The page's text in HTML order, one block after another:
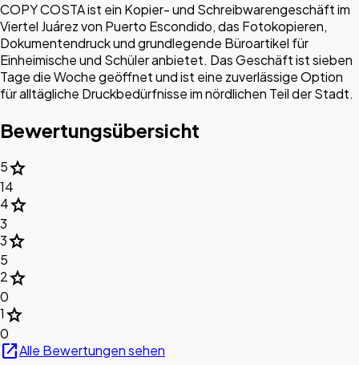
COPY COSTA ist ein Kopier- und Schreibwarengeschäft im
Viertel Juárez von Puerto Escondido, das Fotokopieren,
Dokumentendruck und grundlegende Büroartikel für
Einheimische und Schüler anbietet. Das Geschäft ist sieben
Tage die Woche geöffnet und ist eine zuverlässige Option
für alltägliche Druckbedürfnisse im nördlichen Teil der Stadt.
Bewertungsübersicht
5star
14
4star
3
3star
5
2star
0
1star
0
open_in_newAlle Bewertungen sehen